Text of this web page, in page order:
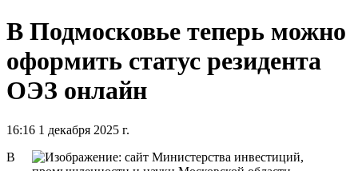
В Подмосковье теперь можно
оформить статус резидента
ОЭЗ онлайн
16:16 1 декабря 2025 г.
В